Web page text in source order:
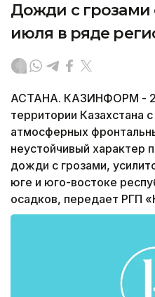
Дожди с грозами
июля в ряде
АСТАНА. КАЗИНФОРМ -
территории Казахстана
атмосферных
неустойчивый характер
дожди с грозами,
юге и юго-востоке
осадков, передает РГП